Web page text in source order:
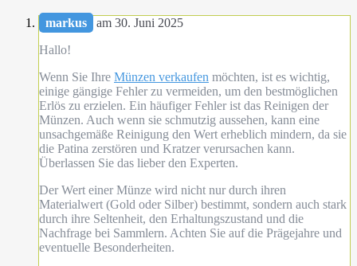
markus
am 30. Juni 2025
Hallo!
Wenn Sie Ihre Münzen verkaufen möchten, ist es wichtig,
einige gängige Fehler zu vermeiden, um den bestmöglichen
Erlös zu erzielen. Ein häufiger Fehler ist das Reinigen der
Münzen. Auch wenn sie schmutzig aussehen, kann eine
unsachgemäße Reinigung den Wert erheblich mindern, da sie
die Patina zerstören und Kratzer verursachen kann.
Überlassen Sie das lieber den Experten.
Der Wert einer Münze wird nicht nur durch ihren
Materialwert (Gold oder Silber) bestimmt, sondern auch stark
durch ihre Seltenheit, den Erhaltungszustand und die
Nachfrage bei Sammlern. Achten Sie auf die Prägejahre und
eventuelle Besonderheiten.